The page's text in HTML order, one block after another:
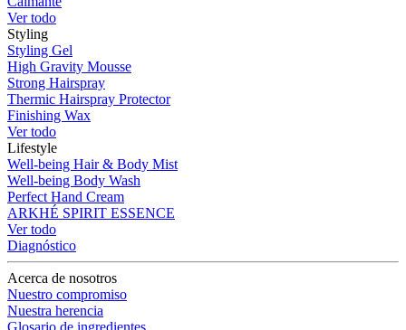
Ver todo
Styling
Styling Gel
High Gravity Mousse
Strong Hairspray
Thermic Hairspray Protector
Finishing Wax
Ver todo
Lifestyle
Well-being Hair & Body Mist
Well-being Body Wash
Perfect Hand Cream
ARKHÉ SPIRIT ESSENCE
Ver todo
Diagnóstico
Acerca de nosotros
Nuestro compromiso
Nuestra herencia
Glosario de ingredientes